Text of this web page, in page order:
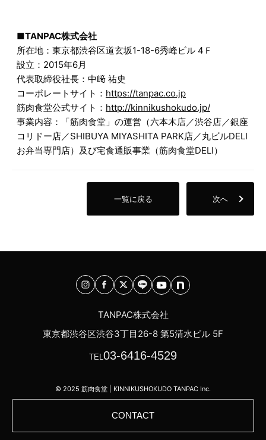
■TANPAC株式会社
所在地：東京都渋谷区道玄坂1-18-6秀峰ビル 4Ｆ
設立：2015年6月
代表取締役社長：中﨑 祐史
コーポレートサイト： https://tanpac.co.jp
筋肉食堂公式サイト： http://kinnikushokudo.jp/
事業内容：「筋肉食堂」の運営（六本木店／渋谷店／銀座
コリドー店／SHIBUYA MIYASHITA PARK店／丸ビルDELI
お弁当専門店）及び宅食通販事業（筋肉食堂DELI）
一覧に戻る 次へ
TANPAC株式会社
東京都渋谷区渋谷3丁目26-8 第5清水ビル 5F
TEL03-6416-4529
© 2025 筋肉食堂 | KINNIKUSHOKUDO TANPAC Inc.
CONTACT